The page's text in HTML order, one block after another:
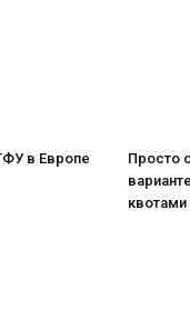
в Европе
Просто